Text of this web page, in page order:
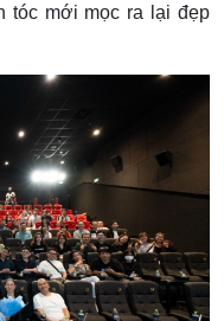
tóc mới mọc ra lại đẹp